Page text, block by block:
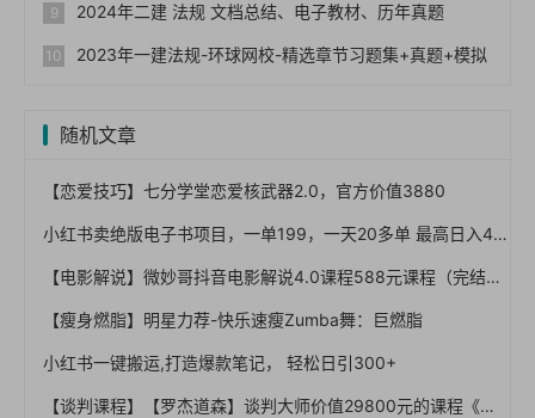
2024年二建 法规 文档总结、电子教材、历年真题
2023年一建法规-环球网校-精选章节习题集+真题+模拟
随机文章
【恋爱技巧】七分学堂恋爱核武器2.0，官方价值3880
小红书卖绝版电子书项目，一单199，一天20多单 最高日入4000+
【电影解说】微妙哥抖音电影解说4.0课程588元课程（完结）
【瘦身燃脂】明星力荐-快乐速瘦Zumba舞：巨燃脂
小红书一键搬运,打造爆款笔记， 轻松日引300+
【谈判课程】【罗杰道森】谈判大师价值29800元的课程《优势谈判》(视频）